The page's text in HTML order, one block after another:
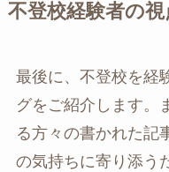
不登校経験者の
最後に、不登校を経
グをご紹介します。
る方々の書かれた記
の気持ちに寄り添う